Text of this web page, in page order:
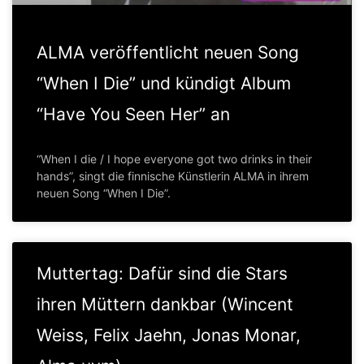
ALMA veröffentlicht neuen Song
“When I Die” und kündigt Album
“Have You Seen Her” an
“When I die / I hope everyone got two drinks in their
hands”, singt die finnische Künstlerin ALMA in ihrem
neuen Song “When I Die”.
Muttertag: Dafür sind die Stars
ihren Müttern dankbar (Wincent
Weiss, Felix Jaehn, Jonas Monar,